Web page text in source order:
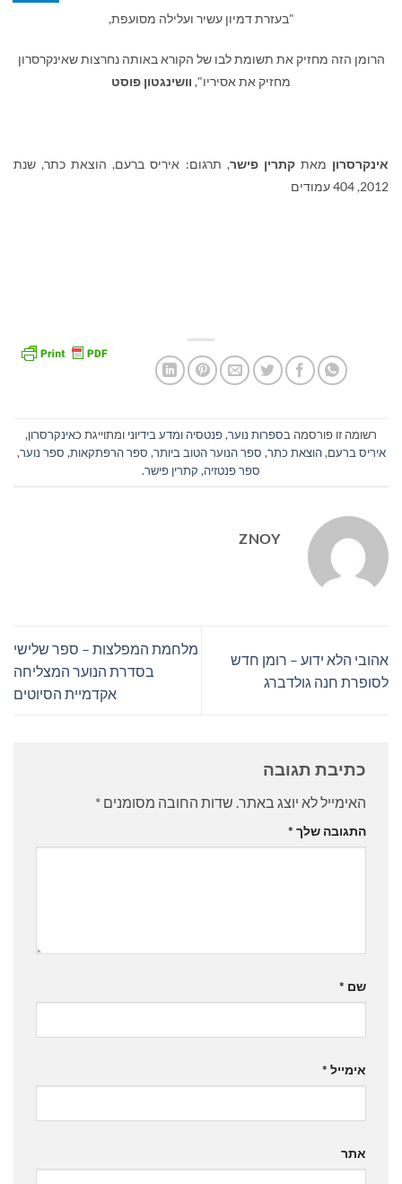
"בעזרת דמיון עשיר ועלילה מסועפת,
הרומן הזה מחזיק את תשומת לבו של הקורא באותה נחרצות שאינקרסרון
מחזיק את אסיריו", וושינגטון פוסט
אינקרסרון מאתקתרין פישר, תרגום: איריס ברעם, הוצאת כתר, שנת
2012, 404 עמודים
רשומה זו פורסמה בספרות נוער,פנטסיה ומדע בידיוני ומתוייגת כאינקרסרון,
איריס ברעם,הוצאת כתר, ספר הנוער הטוב ביותר, ספר הרפתקאות, ספר נוער,
ספר פנטזיה, קתרין פישר.
ZNOY
אהובי הלא ידוע – רומן חדש
לסופרת חנה גולדברג
מלחמת המפלצות – ספר שלישי
בסדרת הנוער המצליחה
אקדמיית הסיוטים
כתיבת תגובה
האימייל לא יוצג באתר. שדות החובה מסומנים *
התגובה שלך *
שם *
אימייל *
אתר